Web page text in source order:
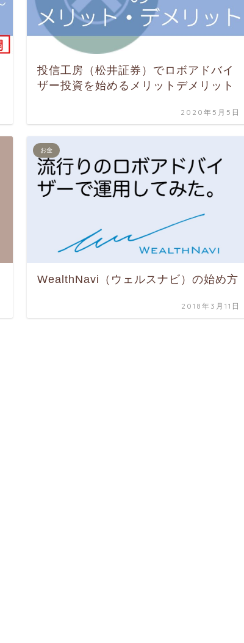
投信工房（松井証券）でロボアドバイ
ザー投資を始めるメリットデメリット
2020年5月5日
お金
WealthNavi（ウェルスナビ）の始め方
2018年3月11日